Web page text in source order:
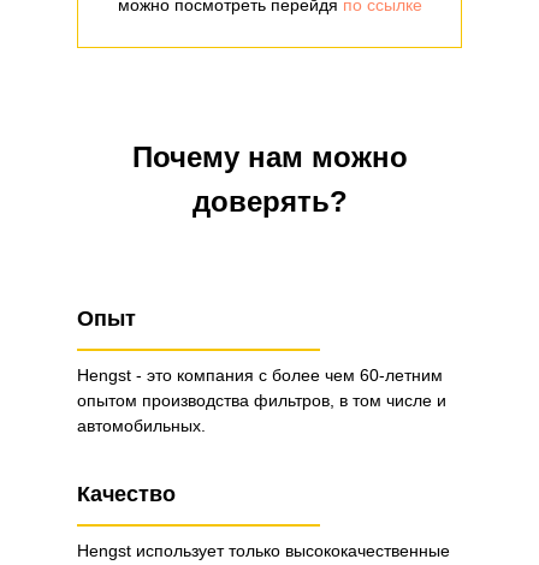
можно посмотреть перейдя по ссылке
Почему нам можно
доверять?
Опыт
Hengst - это компания с более чем 60-летним
опытом производства фильтров, в том числе и
автомобильных.
Качество
Hengst использует только высококачественные